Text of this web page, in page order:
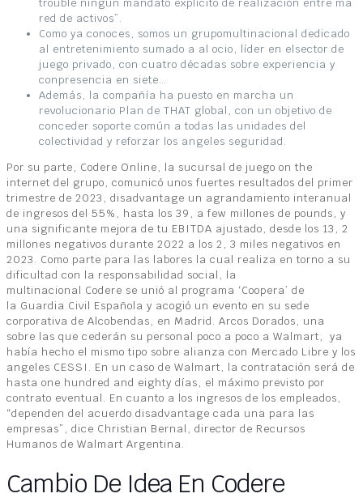
trouble ningún mandato explícito de realización entre ma
red de activos”.
Como ya conoces, somos un grupomultinacional dedicado
al entretenimiento sumado a al ocio, líder en elsector de
juego privado, con cuatro décadas sobre experiencia y
conpresencia en siete…
Además, la compañía ha puesto en marcha un
revolucionario Plan de THAT global, con un objetivo de
conceder soporte común a todas las unidades del
colectividad y reforzar los angeles seguridad.
Por su parte, Codere Online, la sucursal de juego on the
internet del grupo, comunicó unos fuertes resultados del primer
trimestre de 2023, disadvantage un agrandamiento interanual
de ingresos del 55%, hasta los 39, a few millones de pounds, y
una significante mejora de tu EBITDA ajustado, desde los 13, 2
millones negativos durante 2022 a los 2, 3 miles negativos en
2023. Como parte para las labores la cual realiza en torno a su
dificultad con la responsabilidad social, la
multinacional Codere se unió al programa ‘Coopera’ de
la Guardia Civil Española y acogió un evento en su sede
corporativa de Alcobendas, en Madrid. Arcos Dorados, una
sobre las que cederán su personal poco a poco a Walmart, ya
había hecho el mismo tipo sobre alianza con Mercado Libre y los
angeles CESSI. En un caso de Walmart, la contratación será de
hasta one hundred and eighty días, el máximo previsto por
contrato eventual. En cuanto a los ingresos de los empleados,
“dependen del acuerdo disadvantage cada una para las
empresas”, dice Christian Bernal, director de Recursos
Humanos de Walmart Argentina.
Cambio De Idea En Codere